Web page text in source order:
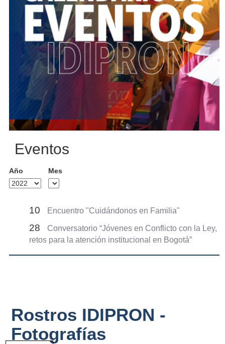
Eventos
Año Mes
10 Encuentro "Cuidándonos en Familia"
28
Conversatorio “Jóvenes en Conflicto con la Ley,
retos para la atención institucional en Bogotá”
Rostros IDIPRON -
Fotografías